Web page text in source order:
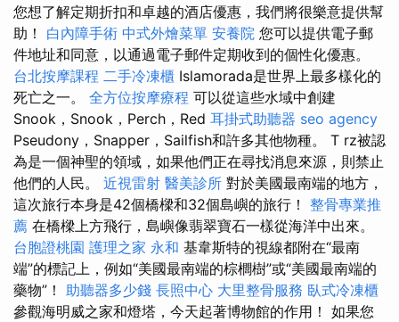
您想了解定期折扣和卓越的酒店優惠，我們將很樂意提供幫
助！ 白內障手術 中式外燴菜單 安養院 您可以提供電子郵
件地址和同意，以通過電子郵件定期收到的個性化優惠。
台北按摩課程 二手冷凍櫃 Islamorada是世界上最多樣化的
死亡之一。 全方位按摩療程 可以從這些水域中創建
Snook，Snook，Perch，Red 耳掛式助聽器 seo agency
Pseudony，Snapper，Sailfish和許多其他物種。 T rz被認
為是一個神聖的領域，如果他們正在尋找消息來源，則禁止
他們的人民。 近視雷射 醫美診所 對於美國最南端的地方，
這次旅行本身是42個橋樑和32個島嶼的旅行！ 整骨專業推
薦 在橋樑上方飛行，島嶼像翡翠寶石一樣從海洋中出來。
台胞證桃園 護理之家 永和 基韋斯特的視線都附在“最南
端”的標記上，例如“美國最南端的棕櫚樹”或“美國最南端的
藥物”！ 助聽器多少錢 長照中心 大里整骨服務 臥式冷凍櫃
參觀海明威之家和燈塔，今天起著博物館的作用！ 如果您